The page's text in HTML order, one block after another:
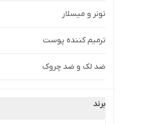
تونر و میسلار
ترمیم کننده پوست
ضد لک و ضد چروک
برند